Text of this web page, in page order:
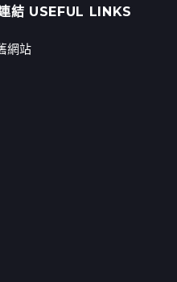
結 USEFUL LINKS
網站